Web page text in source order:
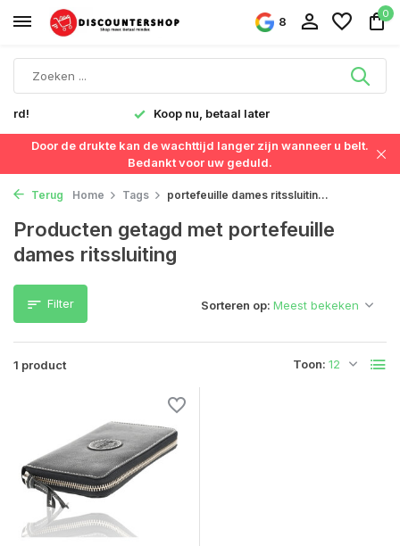
8
0
Koop nu, betaal later
Door de drukte kan de wachttijd langer zijn wanneer u belt.
Bedankt voor uw geduld.
Terug Home Tags portefeuille dames ritssluitin...
Producten getagd met portefeuille
dames ritssluiting
Filter
1 product Toon:
Sorteren op: